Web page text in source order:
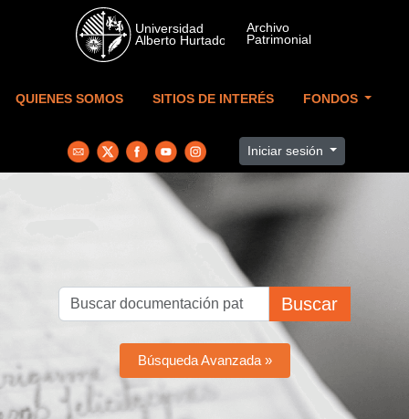
Skip to main content
QUIENES SOMOS SITIOS DE INTERÉS FONDOS
Iniciar sesión
Buscar
Búsqueda Avanzada »